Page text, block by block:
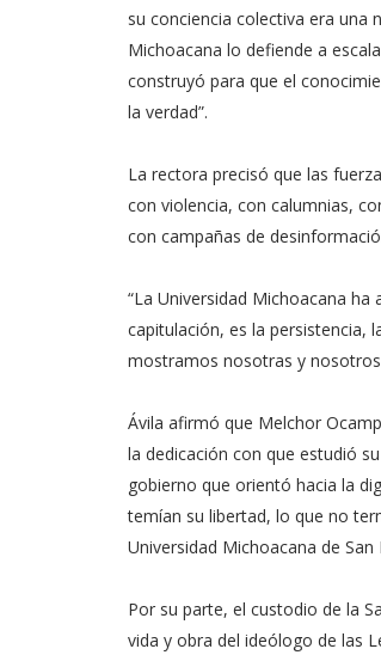
su conciencia colectiva era una
Michoacana lo defiende a
construyó para que el
la verdad”.
La rectora precisó que las
con violencia, con calumnias,
con campañas de
“La Universidad Michoacana
capitulación, es la persistencia,
mostramos nosotras y
Ávila afirmó que Melchor
la dedicación con que estudió
gobierno que orientó hacia la
temían su libertad, lo que no
Universidad Michoacana de
Por su parte, el custodio de la
vida y obra del ideólogo de las